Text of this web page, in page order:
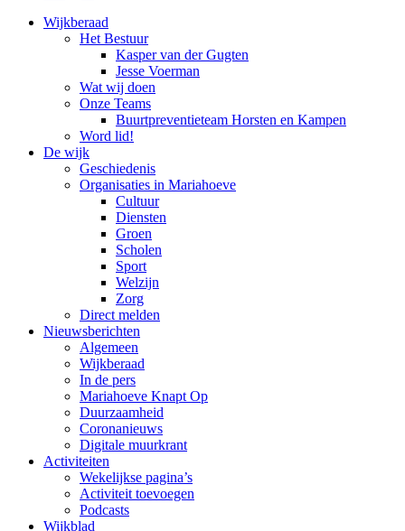
Wijkberaad
Het Bestuur
Kasper van der Gugten
Jesse Voerman
Wat wij doen
Onze Teams
Buurtpreventieteam Horsten en Kampen
Word lid!
De wijk
Geschiedenis
Organisaties in Mariahoeve
Cultuur
Diensten
Groen
Scholen
Sport
Welzijn
Zorg
Direct melden
Nieuwsberichten
Algemeen
Wijkberaad
In de pers
Mariahoeve Knapt Op
Duurzaamheid
Coronanieuws
Digitale muurkrant
Activiteiten
Wekelijkse pagina’s
Activiteit toevoegen
Podcasts
Wijkblad